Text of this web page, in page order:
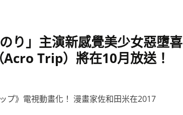
り」主演新感覺美少女惡墮喜
Trip）將在10月放送！
プ》電視動畫化！ 漫畫家佐和田米在2017